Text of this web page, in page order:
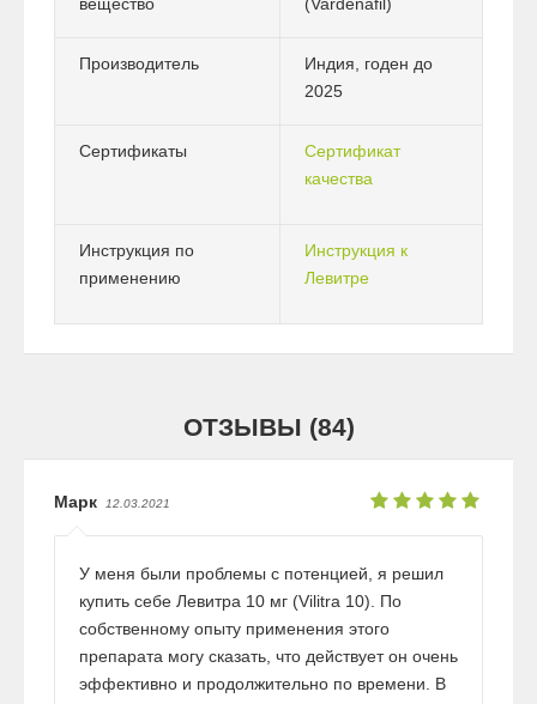
Производитель
Индия, годен до
2025
Сертификаты
Сертификат
качества
Инструкция по
применению
Инструкция к
Левитре
ОТЗЫВЫ (84)
Марк 12.03.2021
У меня были проблемы с потенцией, я решил
купить себе Левитра 10 мг (Vilitra 10). По
собственному опыту применения этого
препарата могу сказать, что действует он очень
эффективно и продолжительно по времени. В